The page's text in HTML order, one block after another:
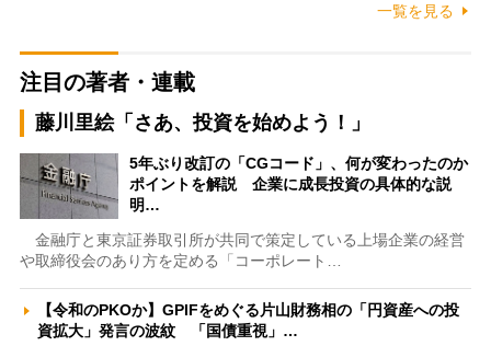
一覧を見る
注目の著者・連載
藤川里絵「さあ、投資を始めよう！」
5年ぶり改訂の「CGコード」、何が変わったのか
ポイントを解説 企業に成長投資の具体的な説
明…
金融庁と東京証券取引所が共同で策定している上場企業の経営
や取締役会のあり方を定める「コーポレート…
【令和のPKOか】GPIFをめぐる片山財務相の「円資産への投
資拡大」発言の波紋 「国債重視」…